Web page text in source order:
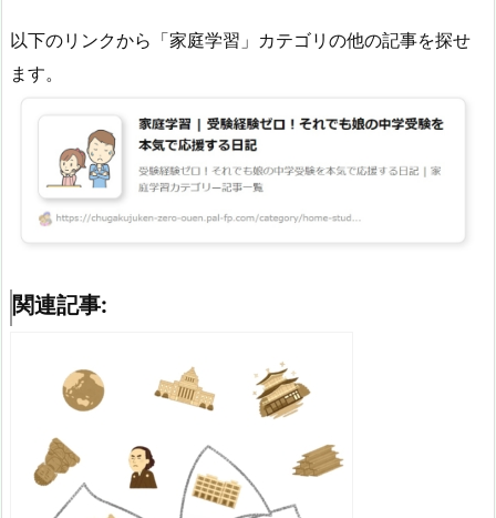
以下のリンクから「家庭学習」カテゴリの他の記事を探せ
ます。
関連記事: